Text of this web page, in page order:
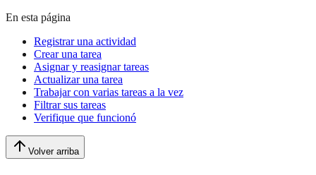
En esta página
Registrar una actividad
Crear una tarea
Asignar y reasignar tareas
Actualizar una tarea
Trabajar con varias tareas a la vez
Filtrar sus tareas
Verifique que funcionó
Volver arriba